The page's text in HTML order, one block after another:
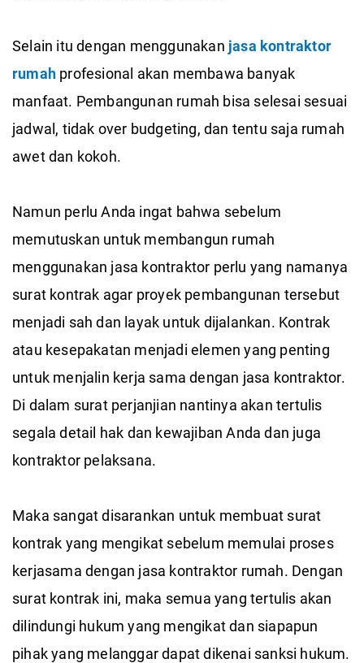
Selain itu dengan menggunakan jasa kontraktor
rumah profesional akan membawa banyak
manfaat. Pembangunan rumah bisa selesai sesuai
jadwal, tidak over budgeting, dan tentu saja rumah
awet dan kokoh.
Namun perlu Anda ingat bahwa sebelum
memutuskan untuk membangun rumah
menggunakan jasa kontraktor perlu yang namanya
surat kontrak agar proyek pembangunan tersebut
menjadi sah dan layak untuk dijalankan. Kontrak
atau kesepakatan menjadi elemen yang penting
untuk menjalin kerja sama dengan jasa kontraktor.
Di dalam surat perjanjian nantinya akan tertulis
segala detail hak dan kewajiban Anda dan juga
kontraktor pelaksana.
Maka sangat disarankan untuk membuat surat
kontrak yang mengikat sebelum memulai proses
kerjasama dengan jasa kontraktor rumah. Dengan
surat kontrak ini, maka semua yang tertulis akan
dilindungi hukum yang mengikat dan siapapun
pihak yang melanggar dapat dikenai sanksi hukum.